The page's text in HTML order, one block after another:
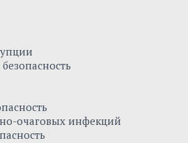
очаговых инфекций